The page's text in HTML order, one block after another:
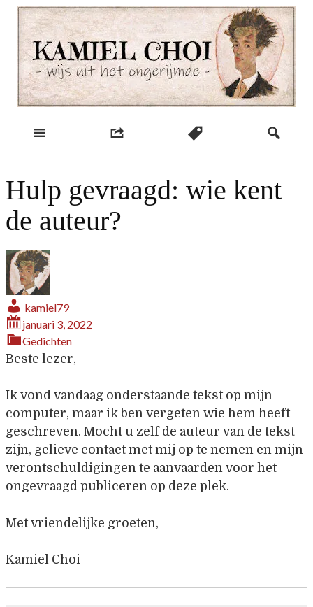
Skip
content
Kamiel Choi
Hulp gevraagd: wie kent
de auteur?
kamiel79
januari 3, 2022
Gedichten
Beste lezer,
Ik vond vandaag onderstaande tekst op mijn
computer, maar ik ben vergeten wie hem heeft
geschreven. Mocht u zelf de auteur van de tekst
zijn, gelieve contact met mij op te nemen en mijn
verontschuldigingen te aanvaarden voor het
ongevraagd publiceren op deze plek.
Met vriendelijke groeten,
Kamiel Choi